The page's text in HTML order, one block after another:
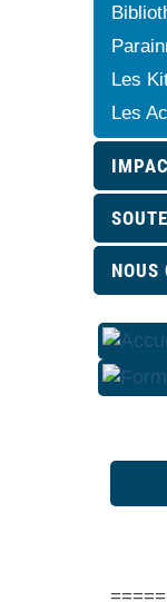
Les
Les
NOUS